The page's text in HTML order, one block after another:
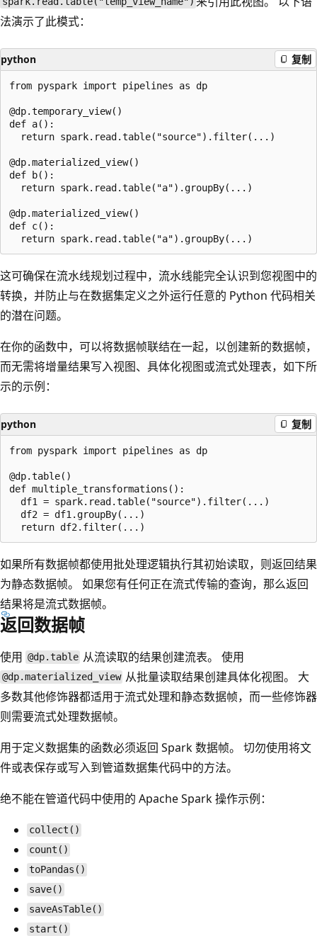
法演示了此模式：
python 复制
from pyspark import pipelines as dp
@dp.temporary_view()
def a():
  return spark.read.table("source").filter(...)
@dp.materialized_view()
def b():
  return spark.read.table("a").groupBy(...)
@dp.materialized_view()
def c():
这可确保在流水线规划过程中，流水线能完全认识到您视图中的
转换，并防止与在数据集定义之外运行任意的 Python 代码相关
的潜在问题。
在你的函数中，可以将数据帧联结在一起，以创建新的数据帧，
而无需将增量结果写入视图、具体化视图或流式处理表，如下所
示的示例：
python 复制
from pyspark import pipelines as dp
@dp.table()
def multiple_transformations():
  df1 = spark.read.table("source").filter(...)
  df2 = df1.groupBy(...)
如果所有数据帧都使用批处理逻辑执行其初始读取，则返回结果
为静态数据帧。 如果您有任何正在流式传输的查询，那么返回
结果将是流式数据帧。
返回数据帧
使用 @dp.table 从流读取的结果创建流表。 使用
@dp.materialized_view 从批量读取结果创建具体化视图。 大
多数其他修饰器都适用于流式处理和静态数据帧，而一些修饰器
则需要流式处理数据帧。
用于定义数据集的函数必须返回 Spark 数据帧。 切勿使用将文
件或表保存或写入到管道数据集代码中的方法。
绝不能在管道代码中使用的 Apache Spark 操作示例：
collect()
count()
toPandas()
save()
saveAsTable()
start()